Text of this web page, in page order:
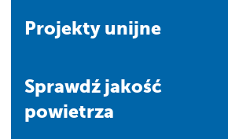
Projekty unijne
Sprawdź jakość
powietrza